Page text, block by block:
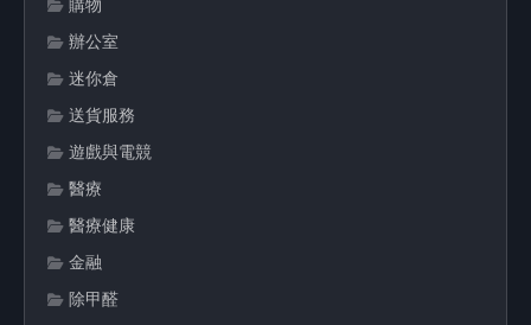
購物
辦公室
迷你倉
送貨服務
遊戲與電競
醫療
醫療健康
金融
除甲醛